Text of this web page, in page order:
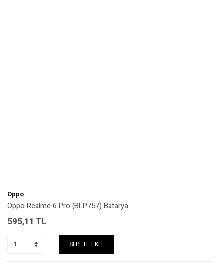
Oppo
Oppo Realme 6 Pro (BLP757) Batarya
595,11 TL
SEPETE EKLE